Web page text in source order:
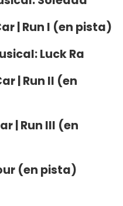
| Run I (en pista)
Luck Ra
| Run II (en
| Run III (en
(en pista)